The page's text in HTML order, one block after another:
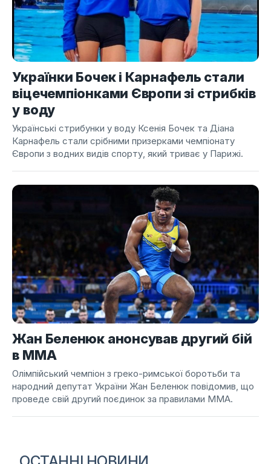
Українки Бочек і Карнафель стали
віцечемпіонками Європи зі стрибків
у воду
Українські стрибунки у воду Ксенія Бочек та Діана
Карнафель стали срібними призерками чемпіонату
Європи з водних видів спорту, який триває у Парижі.
Жан Беленюк анонсував другий бій
в ММА
Олімпійський чемпіон з греко-римської боротьби та
народний депутат України Жан Беленюк повідомив, що
проведе свій другий поєдинок за правилами ММА.